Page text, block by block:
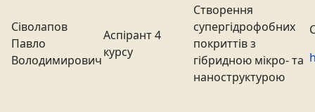
Сіволапов
Павло
Володимирович
Аспірант 4
курсу
Створення
супергідрофобних
покриттів з
гібридною мікро- та
наноструктурою